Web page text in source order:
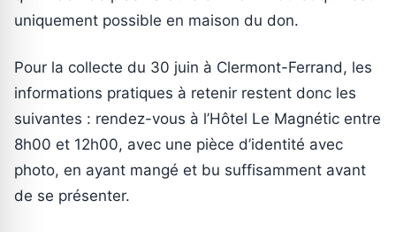
uniquement possible en maison du don.
Pour la collecte du 30 juin à Clermont-Ferrand, les
informations pratiques à retenir restent donc les
suivantes : rendez-vous à l’Hôtel Le Magnétic entre
8h00 et 12h00, avec une pièce d’identité avec
photo, en ayant mangé et bu suffisamment avant
de se présenter.